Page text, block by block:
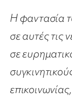
Η φαντασία
σε αυτές τις
σε